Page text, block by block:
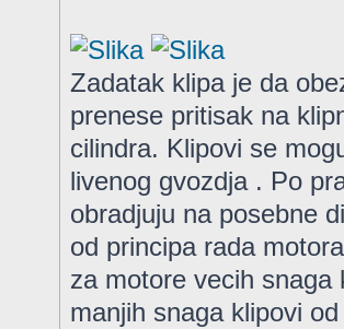
Zadatak klipa je da
prenese pritisak na
cilindra. Klipovi se
livenog gvozdja . Po
obradjuju na posebne
od principa rada
za motore vecih snaga
manjih snaga klipovi